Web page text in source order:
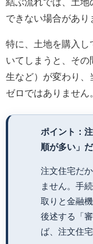
できない場合があり
特に、土地を購入し
いてしまうと、そ
生など）が変わり、
ゼロではありません
ポイント：
順が多い」
注文住宅だ
ません。手
取りと金融
後述する「
ば、注文住